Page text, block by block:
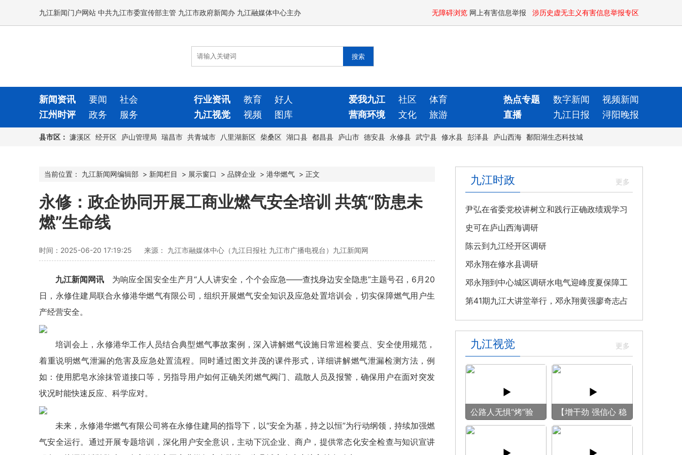
九江新闻门户网站 中共九江市委宣传部主管 九江市政府新闻办 九江融媒体中心主办 无障碍浏览 网上有害信息举报 涉历史虚无主义有害信息举报专区
新闻资讯 要闻 社会 行业资讯 教育 好人 爱我九江 社区 体育 热点专题 数字新闻
视频新闻
江州时评
政务 服务 九江视觉 视频 图库 营商环境 文化 旅游 直播 九江日报 浔阳晚报
县市区： 濂溪区 经开区 庐山管理局 瑞昌市 共青城市 八里湖新区 柴桑区 湖口县 都昌县 庐山市 德安县 永修县 武宁县 修水县 彭泽县 庐山西海 鄱阳湖生态科技城
当前位置： 九江新闻网编辑部 > 新闻栏目 > 展示窗口 > 品牌企业 > 港华燃气 > 正文
永修：政企协同开展工商业燃气安全培训 共筑“防患未
燃”生命线
时间：2025-06-20 17:19:25 来源： 九江市融媒体中心（九江日报社 九江市广播电视台）九江新闻网
九江新闻网讯 为响应全国安全生产月“人人讲安全，个个会应急——查找身边安全隐患”主题号召，6月20
日，永修住建局联合永修港华燃气有限公司，组织开展燃气安全知识及应急处置培训会，切实保障燃气用户生
产经营安全。
培训会上，永修港华工作人员结合典型燃气事故案例，深入讲解燃气设施日常巡检要点、安全使用规范，
着重说明燃气泄漏的危害及应急处置流程。同时通过图文并茂的课件形式，详细讲解燃气泄漏检测方法，例
如：使用肥皂水涂抹管道接口等，另指导用户如何正确关闭燃气阀门、疏散人员及报警，确保用户在面对突发
状况时能快速反应、科学应对。
未来，永修港华燃气有限公司将在永修住建局的指导下，以“安全为基，持之以恒”为行动纲领，持续加强燃
气安全运行。通过开展专题培训，深化用户安全意识，主动下沉企业、商户，提供常态化安全检查与知识宣讲
九江时政
尹弘在省委党校讲树立和践行正确政绩观学习
教育专题党课
史可在庐山西海调研
陈云到九江经开区调研
邓永翔在修水县调研
邓永翔到中心城区调研水电气迎峰度夏保障工
作
第41期九江大讲堂举行，邓永翔黄强廖奇志占
勇出席
九江视觉
公路人无惧“烤”验
守护畅安旅途
【增干劲 强信心 稳
预期】赏古风游